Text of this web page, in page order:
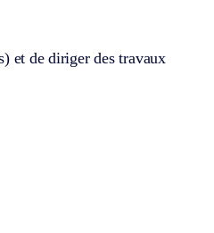
et de diriger des travaux